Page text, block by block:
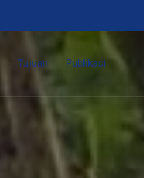
Tujuan Publikasi